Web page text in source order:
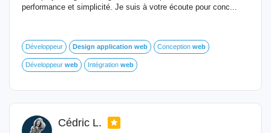
performance et simplicité. Je suis à votre écoute pour conc...
Développeur Design application web Conception web
Développeur web Intégration web
Cédric L.